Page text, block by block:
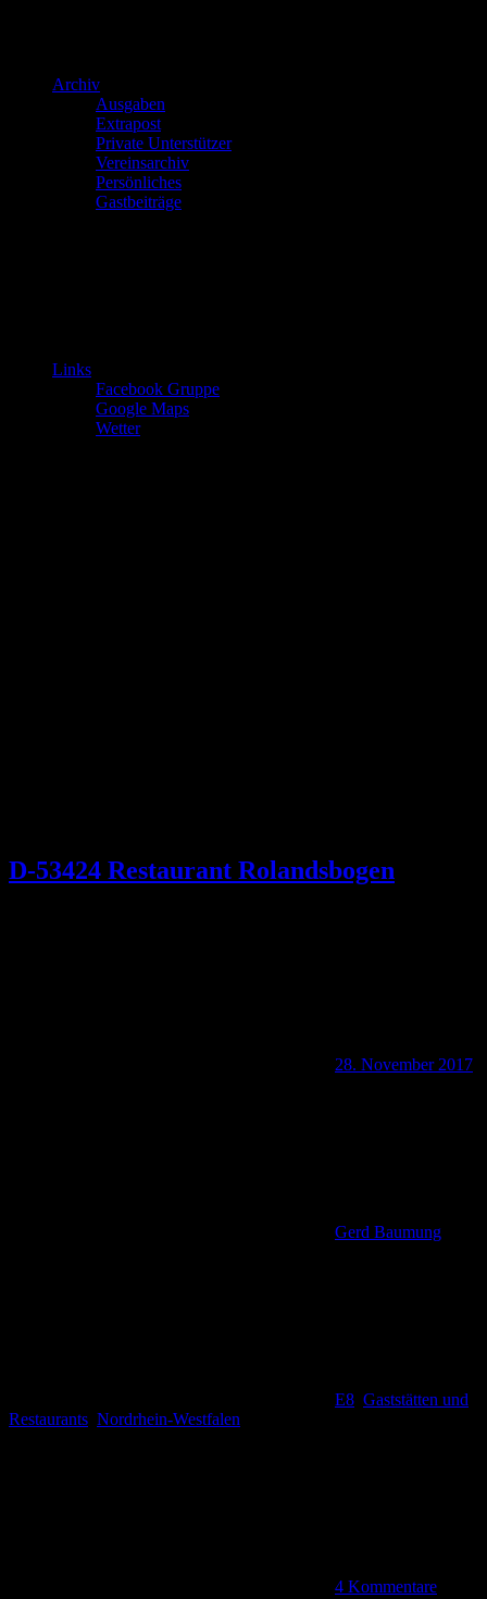
Archiv
Ausgaben
Extrapost
Private Unterstützer
Vereinsarchiv
Persönliches
Gastbeiträge
Links
Facebook Gruppe
Google Maps
Wetter
D-53424 Restaurant Rolandsbogen
28. November 2017
Gerd Baumung
E8 Gaststätten und
Restaurants Nordrhein-Westfalen
4 Kommentare